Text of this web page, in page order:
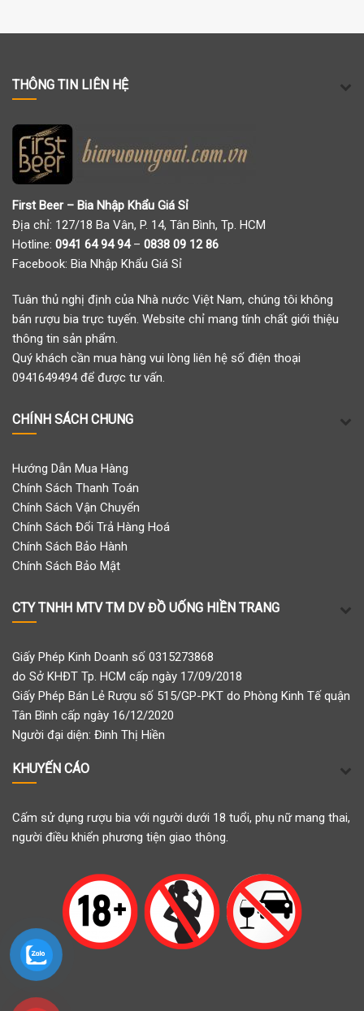
THÔNG TIN LIÊN HỆ
First Beer – Bia Nhập Khẩu Giá Sỉ
Địa chỉ: 127/18 Ba Vân, P. 14, Tân Bình, Tp. HCM
Hotline: 0941 64 94 94– 0838 09 12 86
Facebook: Bia Nhập Khẩu Giá Sỉ
Tuân thủ nghị định của Nhà nước Việt Nam, chúng tôi không
bán rượu bia trực tuyến. Website chỉ mang tính chất giới thiệu
thông tin sản phẩm.
Quý khách cần mua hàng vui lòng liên hệ số điện thoại
0941649494 để được tư vấn.
CHÍNH SÁCH CHUNG
Hướng Dẫn Mua Hàng
Chính Sách Thanh Toán
Chính Sách Vận Chuyển
Chính Sách Đổi Trả Hàng Hoá
Chính Sách Bảo Hành
Chính Sách Bảo Mật
CTY TNHH MTV TM DV ĐỒ UỐNG HIỀN TRANG
Giấy Phép Kinh Doanh số 0315273868
do Sở KHĐT Tp. HCM cấp ngày 17/09/2018
Giấy Phép Bán Lẻ Rượu số 515/GP-PKT do Phòng Kinh Tế quận
Tân Bình cấp ngày 16/12/2020
Người đại diện: Đinh Thị Hiền
KHUYẾN CÁO
Cấm sử dụng rượu bia với người dưới 18 tuổi, phụ nữ mang thai,
người điều khiển phương tiện giao thông.